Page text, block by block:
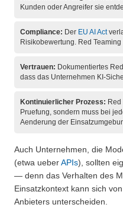
Kunden oder Angreifer sie
Compliance: Der EU AI Act
Risikobewertung. Red
Vertrauen: Dokumentiertes
dass das Unternehmen KI-
Kontinuierlicher Prozess:
Pruefung, sondern muss bei
Aenderung der
Auch Unternehmen, die
(etwa ueber APIs), sollten
— denn das Verhalten des
Einsatzkontext kann sich
Anbieters unterscheiden.